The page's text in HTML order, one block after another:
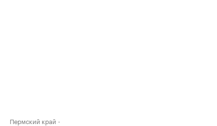
Пермский край